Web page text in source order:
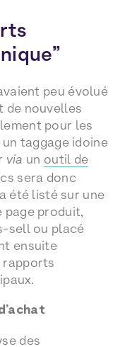
peu évolué
de nouvelles
pour les
taggage idoine
via un outil de
sera donc
été listé sur une
page produit,
sell ou placé
ensuite
rapports
des